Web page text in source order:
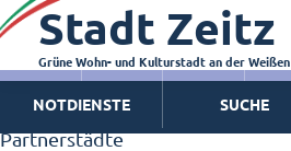
Zeitz - Die Kleinstadt
Willkommen in Zeitz!
Interview mit
Zeitz - Stadt der Zukunft
Ortschaften
Partnerstädte
Stadt Zeitz
Grüne Wohn- und Kulturstadt an der
NOTDIENSTE SUCHE